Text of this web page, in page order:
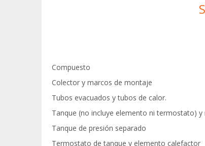
Compuesto
Colector y marcos de montaje
Tubos evacuados y tubos de calor.
Tanque (no incluye elemento ni termostato) y
Tanque de presión separado
Termostato de tanque y elemento calefactor